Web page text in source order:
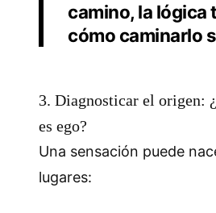
camino, la lógica
cómo caminarlo
3. Diagnosticar el origen:
es ego?
Una sensación puede
lugares: